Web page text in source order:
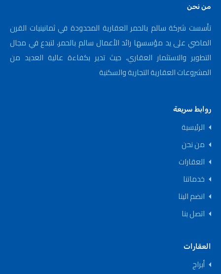
من نحن
تأسست شركة سالم بالحمر العقارية المحدودة في ثمانينيات القرن
الماضي على يد مؤسسها رائد الأعمال سالم بالحمر، لتبدع في مجال
التطوير والاستثمار العقاري، حيث تدير بكفاءة عالية العديد من
المشروعات العقارية التجارية والسكنية
روابط سريعة
الرئيسية
من نحن
العقارات
خدماتنا
انضم الينا
اتصل بنا
العقارات
أبراج